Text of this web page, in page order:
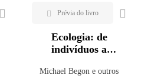
Ecologia: de
indivíduos a
Michael Begon e outros